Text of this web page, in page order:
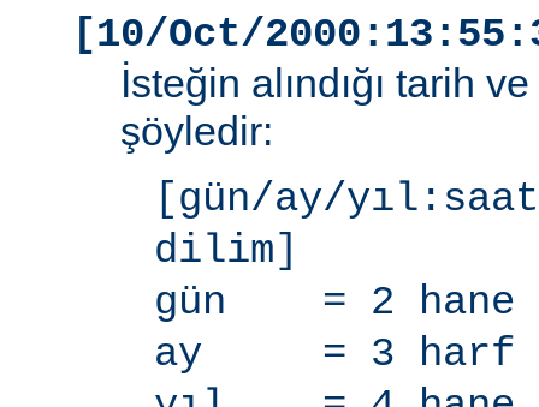
[10/Oct/
İsteğin alındığı tarih
şöyledir:
[gün/ay/
dilim]
gün = 2 hane
ay = 3 harf